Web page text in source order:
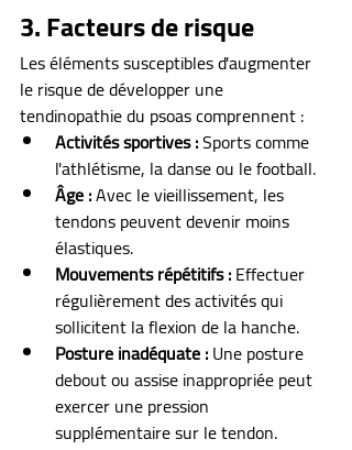
3. Facteurs de risque
Les éléments susceptibles d'augmenter
le risque de développer une
tendinopathie du psoas comprennent :
Activités sportives : Sports comme
l'athlétisme, la danse ou le football.
Âge : Avec le vieillissement, les
tendons peuvent devenir moins
élastiques.
Mouvements répétitifs : Effectuer
régulièrement des activités qui
sollicitent la flexion de la hanche.
Posture inadéquate : Une posture
debout ou assise inappropriée peut
exercer une pression
supplémentaire sur le tendon.